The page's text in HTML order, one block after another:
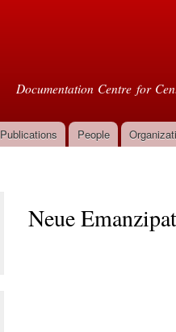
Documentation Centre for
Publications People
Neue